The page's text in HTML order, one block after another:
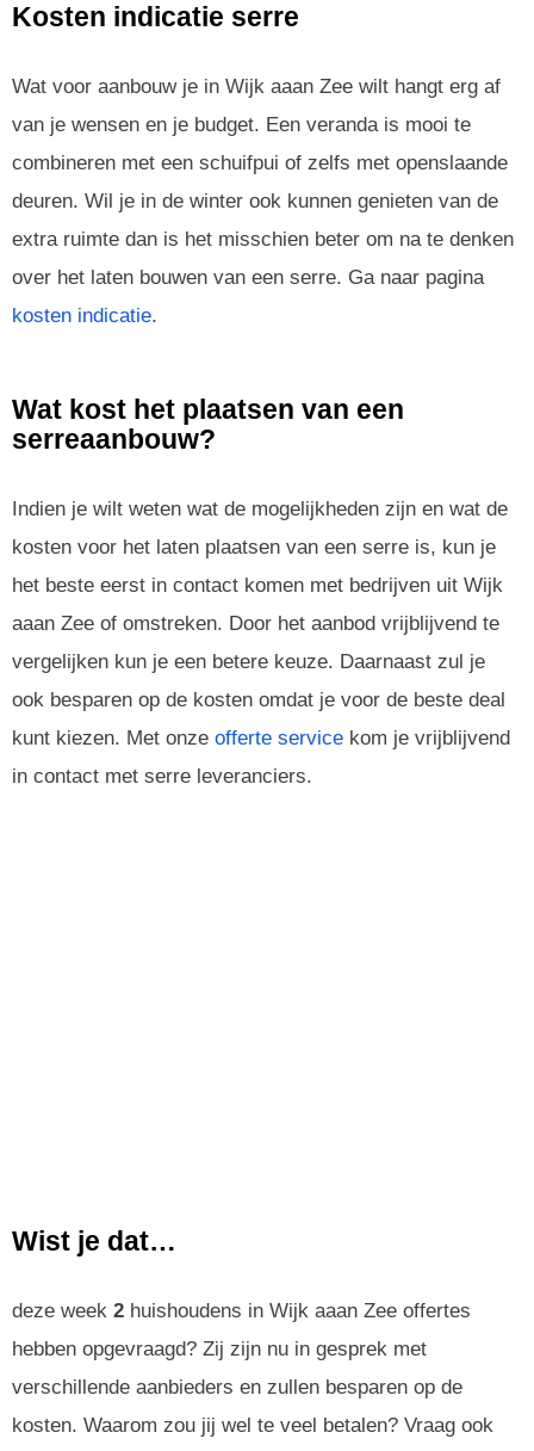
Kosten indicatie serre
Wat voor aanbouw je in Wijk aaan Zee wilt hangt erg af
van je wensen en je budget. Een veranda is mooi te
combineren met een schuifpui of zelfs met openslaande
deuren. Wil je in de winter ook kunnen genieten van de
extra ruimte dan is het misschien beter om na te denken
over het laten bouwen van een serre. Ga naar pagina
kosten indicatie.
Wat kost het plaatsen van een
serreaanbouw?
Indien je wilt weten wat de mogelijkheden zijn en wat de
kosten voor het laten plaatsen van een serre is, kun je
het beste eerst in contact komen met bedrijven uit Wijk
aaan Zee of omstreken. Door het aanbod vrijblijvend te
vergelijken kun je een betere keuze. Daarnaast zul je
ook besparen op de kosten omdat je voor de beste deal
kunt kiezen. Met onze offerte service kom je vrijblijvend
in contact met serre leveranciers.
Wist je dat…
deze week 2 huishoudens in Wijk aaan Zee offertes
hebben opgevraagd? Zij zijn nu in gesprek met
verschillende aanbieders en zullen besparen op de
kosten. Waarom zou jij wel te veel betalen? Vraag ook